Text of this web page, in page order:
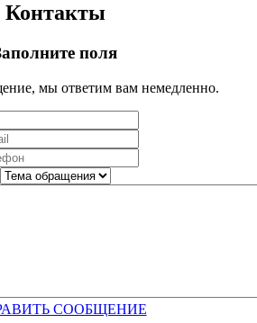
Контакты
поля
мы ответим вам немедленно.
СООБЩЕНИЕ